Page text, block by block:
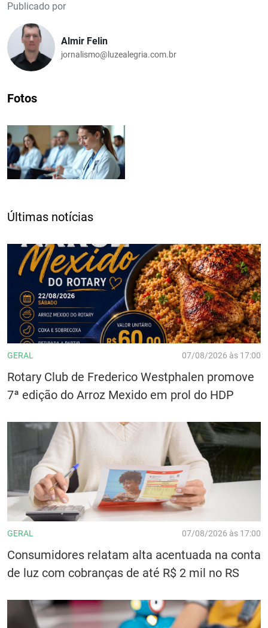
Publicado por
Almir Felin
jornalismo@luzealegria.com.br
Fotos
Últimas notícias
GERAL 07/08/2026 às 17:00
Rotary Club de Frederico Westphalen promove
7ª edição do Arroz Mexido em prol do HDP
GERAL 07/08/2026 às 17:00
Consumidores relatam alta acentuada na conta
de luz com cobranças de até R$ 2 mil no RS